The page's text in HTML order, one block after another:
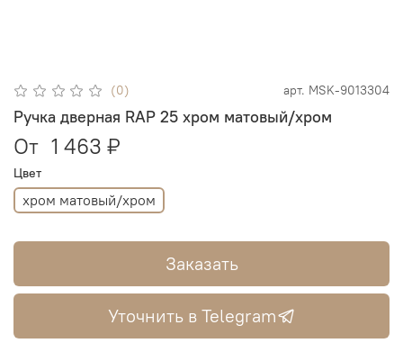
(0) арт. MSK-9013304
Ручка дверная RAP 25 хром матовый/хром
От 1 463 ₽
Цвет
хром матовый/хром
Заказать
Уточнить в Telegram